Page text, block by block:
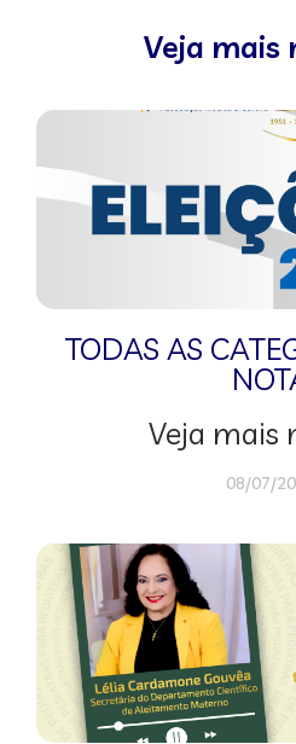
Veja mais
TODAS AS
Veja mais
08/07/